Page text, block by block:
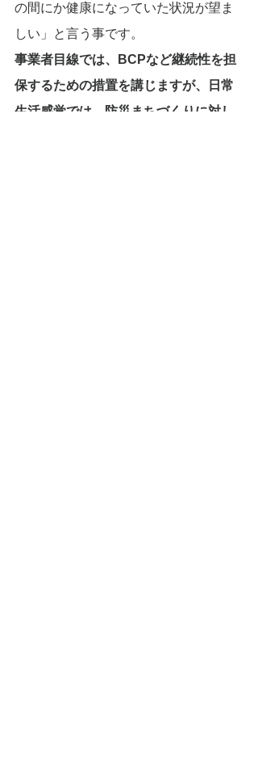
の間にか健康になっていた状況が望ま
しい」と言う事です。
事業者目線では、BCPなど継続性を担
保するための措置を講じますが、日常
生活感覚では、防災まちづくりに対し